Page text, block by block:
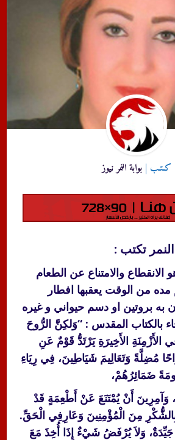
كـتـب | بوابة النمر نيوز
تكتب :
الانقطاع والامتناع عن الطعام
من الوقت يعقبها افطار
به بروتين او دسم حيواني و غيره
بالكتاب المقدس : “وَلكِنَّ الرُّوحَ
الأَزْمِنَةِ الأَخِيرَةِ يَرْتَدُّ قَوْمٌ عَنِ
مُضِلَّةً وَتَعَالِيمَ شَيَاطِينَ، فِي رِيَاءِ
ضَمَائِرُهُمْ،
وَآمِرِينَ أَنْ يُمْتَنَعَ عَنْ أَطْعِمَةٍ قَدْ
بِالشُّكْرِ مِنَ الْمُؤْمِنِينَ وَعَارِفِي الْحَقِّ.
جَيِّدَةٌ، وَلاَ يُرْفَضُ شَيْءٌ إِذَا أُخِذَ مَعَ